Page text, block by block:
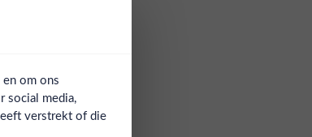
om ons
social media,
verstrekt of die